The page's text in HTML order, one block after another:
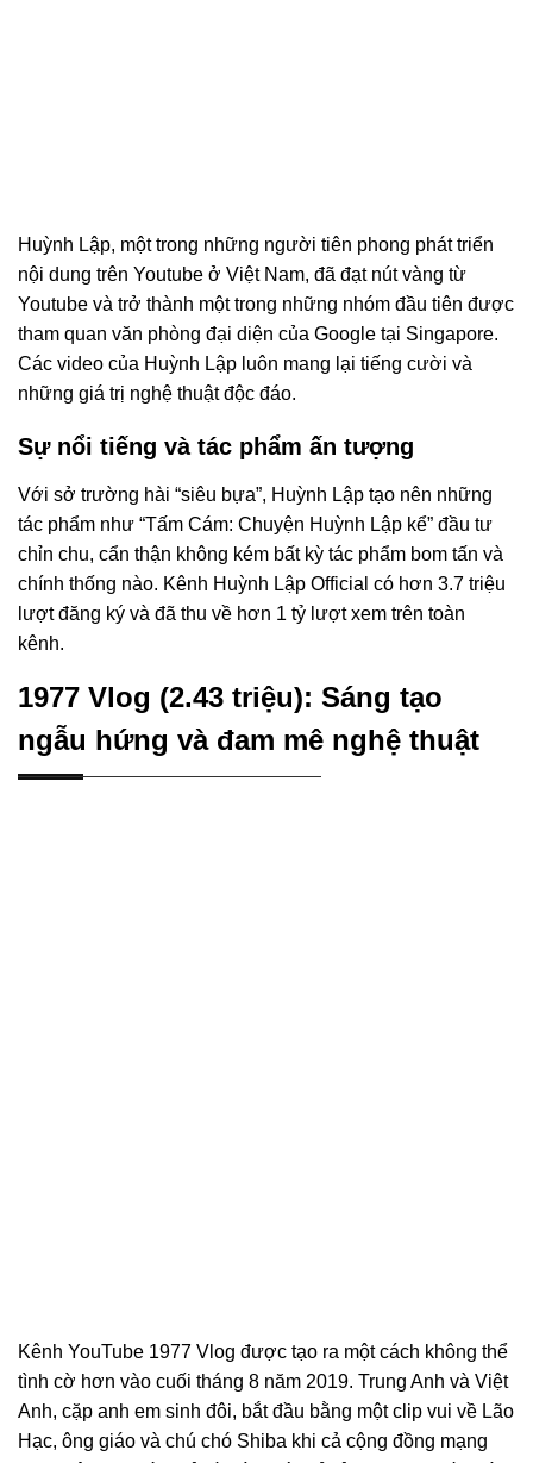
Huỳnh Lập, một trong những người tiên phong phát triển
nội dung trên Youtube ở Việt Nam, đã đạt nút vàng từ
Youtube và trở thành một trong những nhóm đầu tiên được
tham quan văn phòng đại diện của Google tại Singapore.
Các video của Huỳnh Lập luôn mang lại tiếng cười và
những giá trị nghệ thuật độc đáo.
Sự nổi tiếng và tác phẩm ấn tượng
Với sở trường hài “siêu bựa”, Huỳnh Lập tạo nên những
tác phẩm như “Tấm Cám: Chuyện Huỳnh Lập kể” đầu tư
chỉn chu, cẩn thận không kém bất kỳ tác phẩm bom tấn và
chính thống nào. Kênh Huỳnh Lập Official có hơn 3.7 triệu
lượt đăng ký và đã thu về hơn 1 tỷ lượt xem trên toàn
kênh.
1977 Vlog (2.43 triệu): Sáng tạo
ngẫu hứng và đam mê nghệ thuật
Kênh YouTube 1977 Vlog được tạo ra một cách không thể
tình cờ hơn vào cuối tháng 8 năm 2019. Trung Anh và Việt
Anh, cặp anh em sinh đôi, bắt đầu bằng một clip vui về Lão
Hạc, ông giáo và chú chó Shiba khi cả cộng đồng mạng